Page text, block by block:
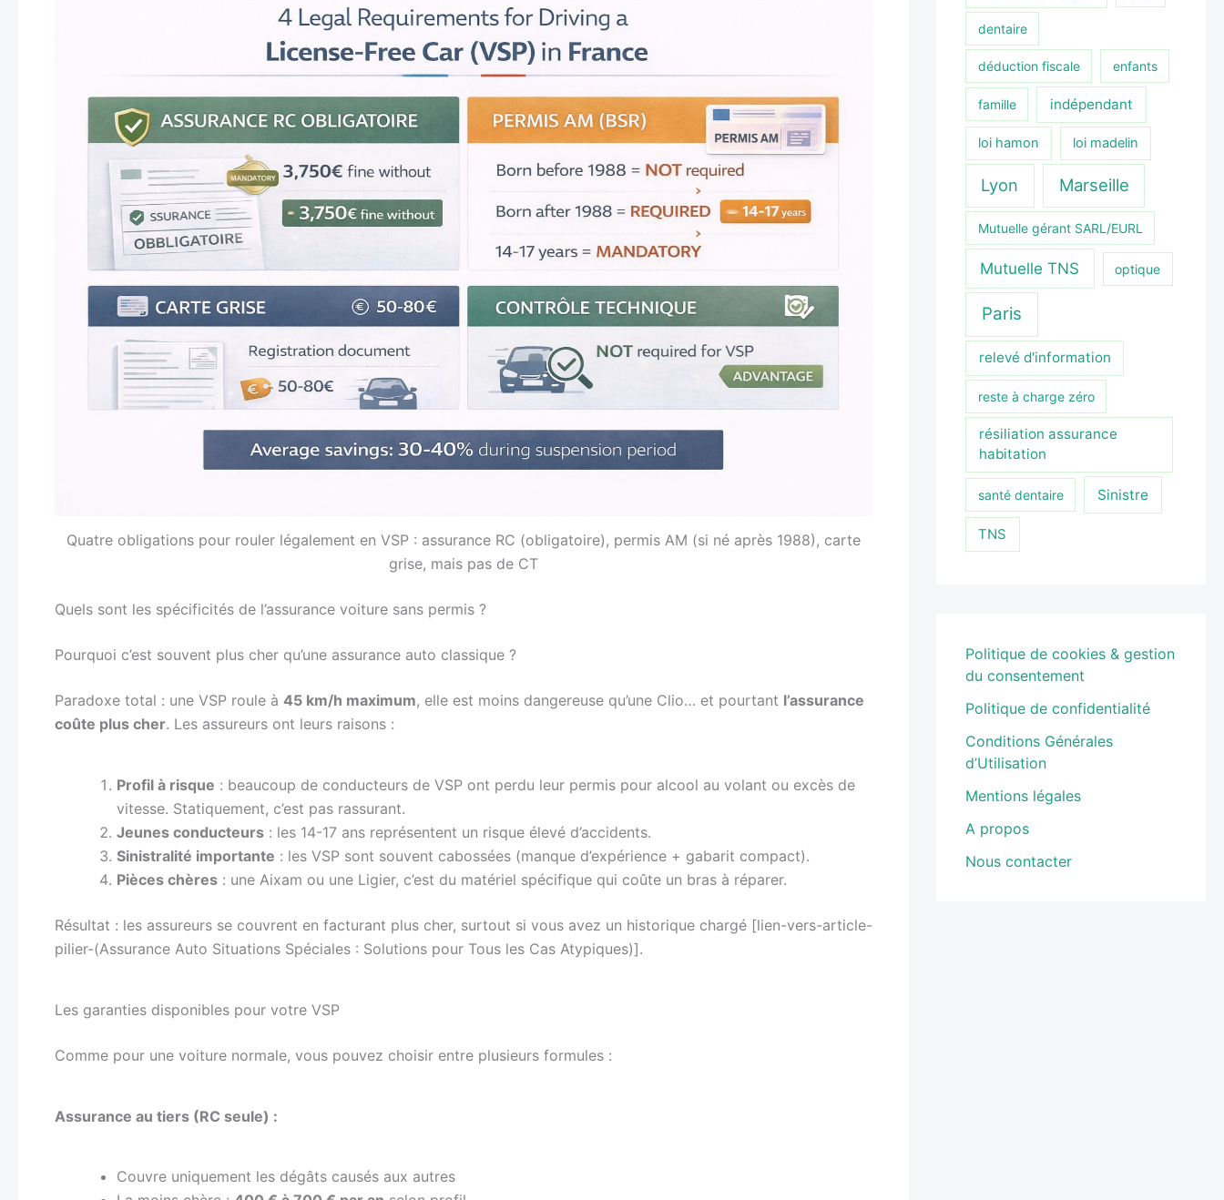
Quatre obligations pour rouler légalement en VSP : assurance RC (obligatoire), permis AM (si né après 1988), carte
grise, mais pas de CT
Quels sont les spécificités de l’assurance voiture sans permis ?
Pourquoi c’est souvent plus cher qu’une assurance auto classique ?
Paradoxe total : une VSP roule à 45 km/h maximum, elle est moins dangereuse qu’une Clio… et pourtant l’assurance
coûte plus cher. Les assureurs ont leurs raisons :
Profil à risque : beaucoup de conducteurs de VSP ont perdu leur permis pour alcool au volant ou excès de
vitesse. Statiquement, c’est pas rassurant.
Jeunes conducteurs : les 14-17 ans représentent un risque élevé d’accidents.
Sinistralité importante : les VSP sont souvent cabossées (manque d’expérience + gabarit compact).
Pièces chères : une Aixam ou une Ligier, c’est du matériel spécifique qui coûte un bras à réparer.
Résultat : les assureurs se couvrent en facturant plus cher, surtout si vous avez un historique chargé [lien-vers-article-
pilier-(Assurance Auto Situations Spéciales : Solutions pour Tous les Cas Atypiques)].
Les garanties disponibles pour votre VSP
Comme pour une voiture normale, vous pouvez choisir entre plusieurs formules :
Assurance au tiers (RC seule) :
Couvre uniquement les dégâts causés aux autres
dentaire
déduction fiscale enfants
famille indépendant
loi hamon loi madelin
Lyon Marseille
Mutuelle gérant SARL/EURL
Mutuelle TNS optique
Paris
relevé d'information
reste à charge zéro
résiliation assurance
habitation
santé dentaire Sinistre
TNS
Politique de cookies & gestion
du consentement
Politique de confidentialité
Conditions Générales
d’Utilisation
Mentions légales
A propos
Nous contacter